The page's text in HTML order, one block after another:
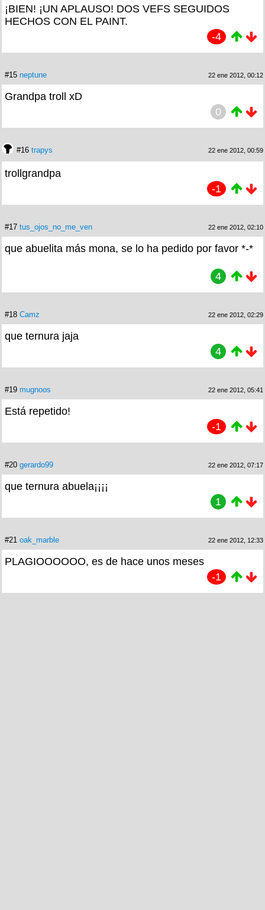
¡BIEN! ¡UN APLAUSO! DOS VEFS SEGUIDOS
HECHOS CON EL PAINT.
-4
#15 neptune 22 ene 2012, 00:12
Grandpa troll xD
0
#16 trapys 22 ene 2012, 00:59
trollgrandpa
-1
#17 tus_ojos_no_me_ven 22 ene 2012, 02:10
que abuelita más mona, se lo ha pedido por favor *-*
4
#18 Camz 22 ene 2012, 02:29
que ternura jaja
4
#19 mugnoos 22 ene 2012, 05:41
Está repetido!
-1
#20 gerardo99 22 ene 2012, 07:17
que ternura abuela¡¡¡¡
1
#21 oak_marble 22 ene 2012, 12:33
PLAGIOOOOOO, es de hace unos meses
-1